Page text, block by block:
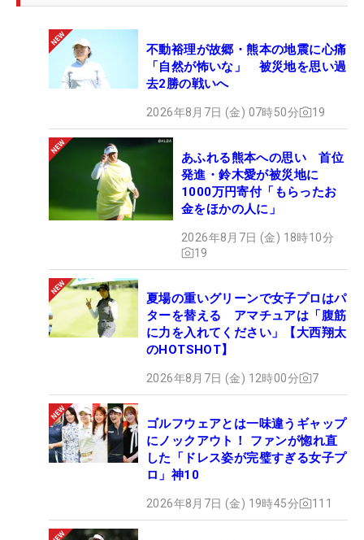
不動裕理が故郷・熊本の地震に心痛
「自然が怖いな」 被災地を思い過
去2勝の戦いへ
2026年8月7日 (金) 07時50分 19
あふれる熊本への思い 首位
発進・鈴木愛が被災地に
1000万円寄付「もらったお
金をほかの人に」
2026年8月7日 (金) 18時10分
19
夏場の重いグリーンで女子プロはパ
ターを替える アマチュアは「腹筋
に力を入れてください」【大西翔太
のHOTSHOT】
2026年8月7日 (金) 12時00分 7
ゴルフウェアとは一味違うギャップ
にノックアウト！ ファンが惚れ直
した「ドレス姿が完璧すぎる女子プ
ロ」神10
2026年8月7日 (金) 19時45分 111